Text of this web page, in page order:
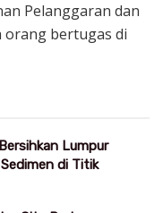
Pelanggaran dan
orang bertugas di
Lumpur
di Titik